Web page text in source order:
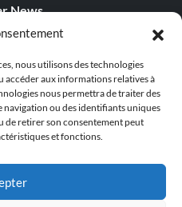
nous utilisons des technologies
accéder aux informations relatives à
nous permettra de traiter des
navigation ou des identifiants uniques
de retirer son consentement peut
et fonctions.
News
Games